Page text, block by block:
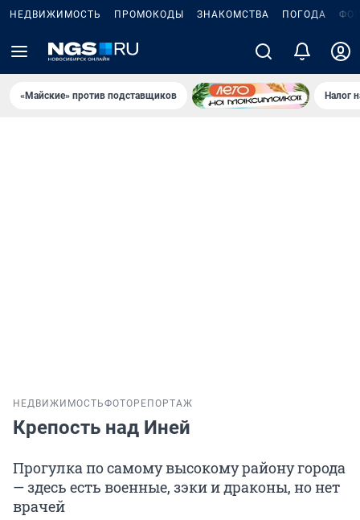
НЕДВИЖИМОСТЬ ПРОМОКОДЫ ЗНАКОМСТВА ПОГОДА
«Майские» против подставщиков Налог
НЕДВИЖИМОСТЬФОТОРЕПОРТАЖ
Крепость над Иней
Прогулка по самому высокому району города
— здесь есть военные, зэки и драконы, но нет
врачей